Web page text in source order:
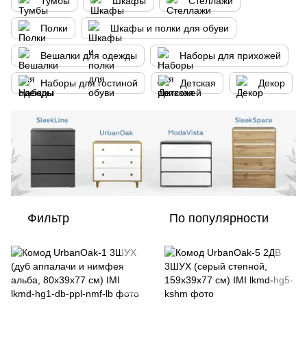
Полки Шкафы и полки для обуви
Вешалки для одежды Наборы для прихожей
Наборы для гостиной Детская Декор
Фильтр По популярности